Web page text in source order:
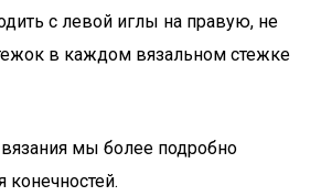
с левой иглы на правую, не
в каждом вязальном стежке
мы более подробно